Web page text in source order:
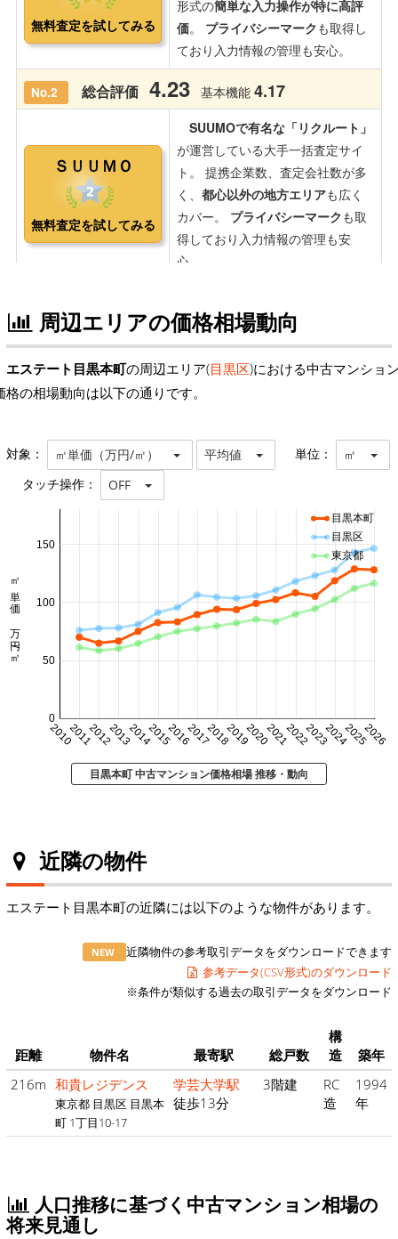
周辺エリアの価格相場動向
エステート目黒本町の周辺エリア(目黒区)における中古マンショ
格の相場動向は以下の通りです。
対象： ㎡単価（万円/㎡） 平均値 単位： ㎡
タッチ操作： OFF
20102011201220132014201520162017201820192020202120222023202420252026
0
50
100
150
㎡単価 万円/㎡
目黒本町
目黒区
東京都
目黒本町 中古マンション価格相場 推移・動向
近隣の物件
エステート目黒本町の近隣には以下のような物件があります。
NEW
近隣物件の参考取引データをダウンロードできます
参考データ(CSV形式)のダウンロード
※条件が類似する過去の取引データをダウンロード
距離 物件名 最寄駅 総戸数
構
造
築年
216m 和貴レジデンス
東京都 目黒区 目黒本
町 1丁目10-17
学芸大学駅
徒歩13分
3階建
RC
造
1994
年
人口推移に基づく中古マンション相場の
将来見通し